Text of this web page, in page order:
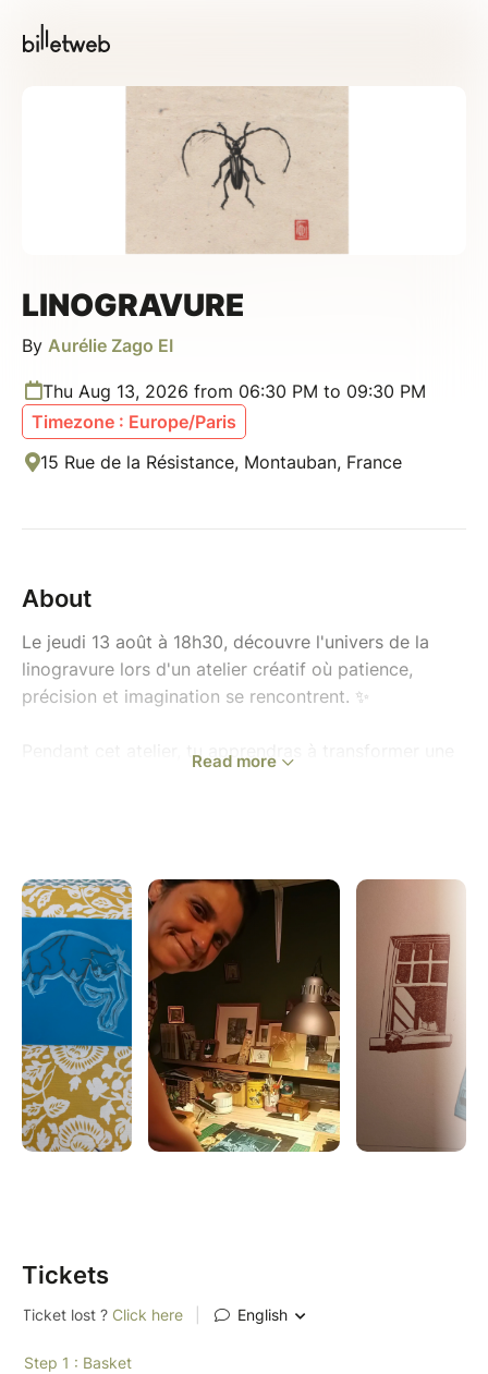
LINOGRAVURE
By Aurélie Zago EI
Thu Aug 13, 2026 from 06:30 PM to 09:30 PM
Timezone : Europe/Paris
15 Rue de la Résistance, Montauban, France
About
Le jeudi 13 août à 18h30, découvre l'univers de la
linogravure lors d'un atelier créatif où patience,
précision et imagination se rencontrent. ✨
Pendant cet atelier, tu apprendras à transformer une
satisfaisante.
Un moment hors du temps, calme et minutieux, pour
ralentir, créer de tes mains et repartir avec tes
propres impressions ainsi qu'une matrice réutilisable
Read more
Tickets